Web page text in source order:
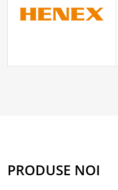
PRODUSE NOI